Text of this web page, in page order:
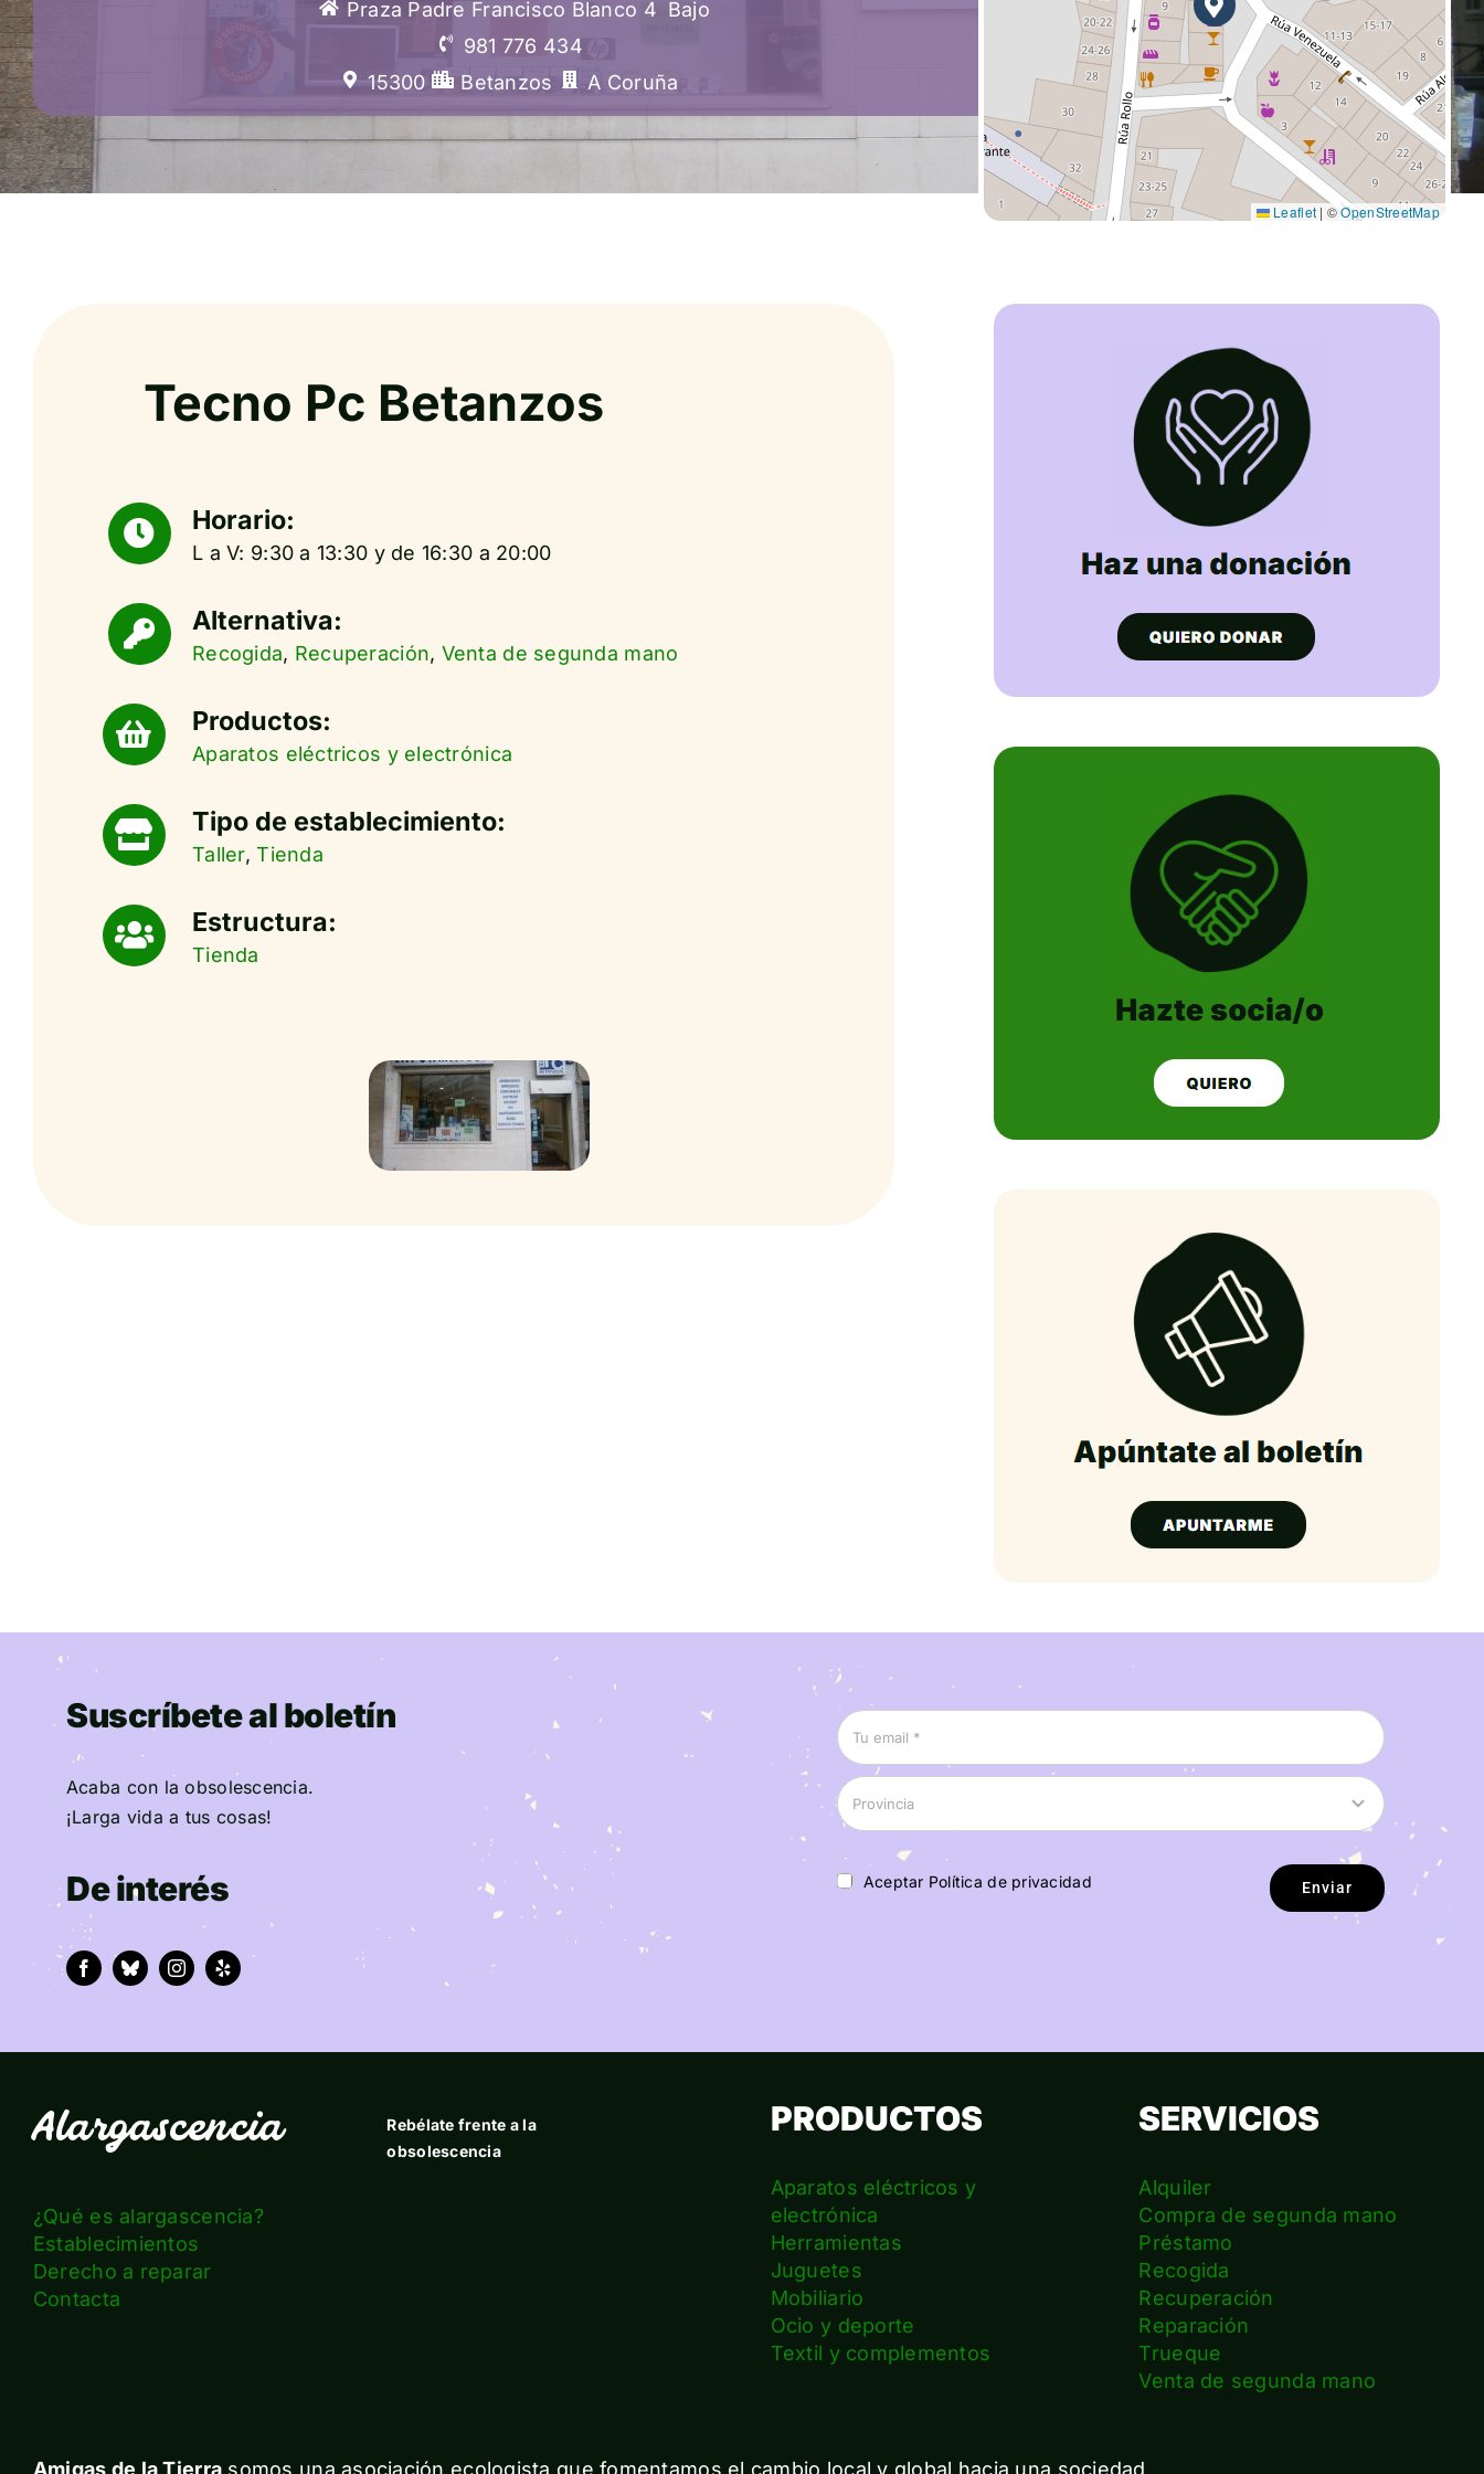
Praza Padre Francisco Blanco 4 Bajo
981 776 434
15300
Betanzos A Coruña
Leaflet | ©OpenStreetMap
Tecno Pc Betanzos
Horario:
L a V: 9:30 a 13:30 y de 16:30 a 20:00
Alternativa:
Recogida, Recuperación, Venta de segunda mano
Productos:
Aparatos eléctricos y electrónica
Tipo de establecimiento:
Taller,Tienda
Estructura:
Tienda
Suscríbete al boletín
Acaba con la obsolescencia.
¡Larga vida a tus cosas!
De interés Aceptar Política de privacidad Enviar
Alargascencia
Rebélate frente a la
obsolescencia
¿Qué es alargascencia?
Establecimientos
Derecho a reparar
Contacta
PRODUCTOS
Aparatos eléctricos y
electrónica
Herramientas
Juguetes
Mobiliario
Ocio y deporte
Textil y complementos
SERVICIOS
Alquiler
Compra de segunda mano
Préstamo
Recogida
Recuperación
Reparación
Trueque
Venta de segunda mano
Amigas de la Tierra somos una asociación ecologista que fomentamos el cambio local y global hacia una sociedad